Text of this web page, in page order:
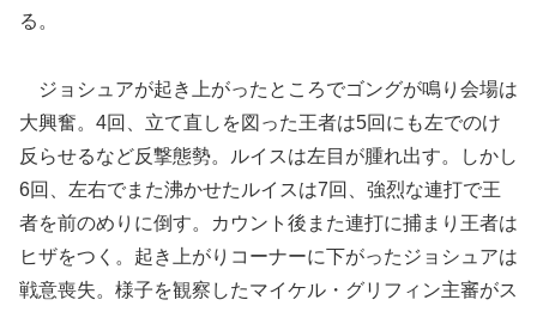
る。
ジョシュアが起き上がったところでゴングが鳴り会場は
大興奮。4回、立て直しを図った王者は5回にも左でのけ
反らせるなど反撃態勢。ルイスは左目が腫れ出す。しかし
6回、左右でまた沸かせたルイスは7回、強烈な連打で王
者を前のめりに倒す。カウント後また連打に捕まり王者は
ヒザをつく。起き上がりコーナーに下がったジョシュアは
戦意喪失。様子を観察したマイケル・グリフィン主審がス